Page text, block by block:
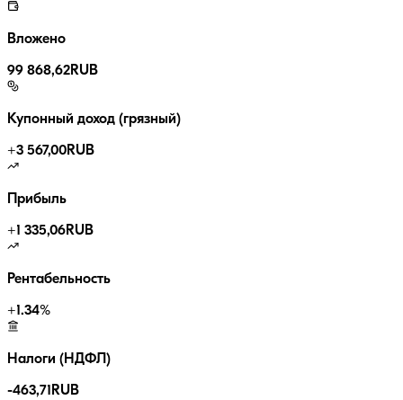
Вложено
99 868,62RUB
Купонный доход (грязный)
+3 567,00RUB
Прибыль
+1 335,06RUB
Рентабельность
+1.34%
Налоги (НДФЛ)
-463,71 RUB